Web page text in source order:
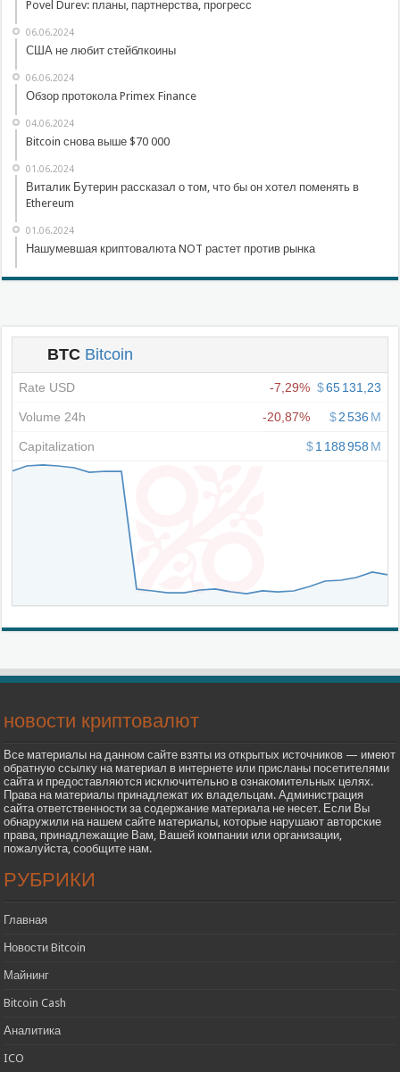
Povel Durev: планы, партнерства, прогресс
06.06.2024
США не любит стейблкоины
06.06.2024
Обзор протокола Primex Finance
04.06.2024
Bitcoin снова выше $70 000
01.06.2024
Виталик Бутерин рассказал о том, что бы он хотел поменять в
Ethereum
01.06.2024
Нашумевшая криптовалюта NOT растет против рынка
новости криптовалют
Все материалы на данном сайте взяты из открытых источников — имеют
обратную ссылку на материал в интернете или присланы посетителями
сайта и предоставляются исключительно в ознакомительных целях.
Права на материалы принадлежат их владельцам. Администрация
сайта ответственности за содержание материала не несет. Если Вы
обнаружили на нашем сайте материалы, которые нарушают авторские
права, принадлежащие Вам, Вашей компании или организации,
пожалуйста, сообщите нам.
РУБРИКИ
Главная
Новости Bitcoin
Майнинг
Bitcoin Cash
Аналитика
ICO